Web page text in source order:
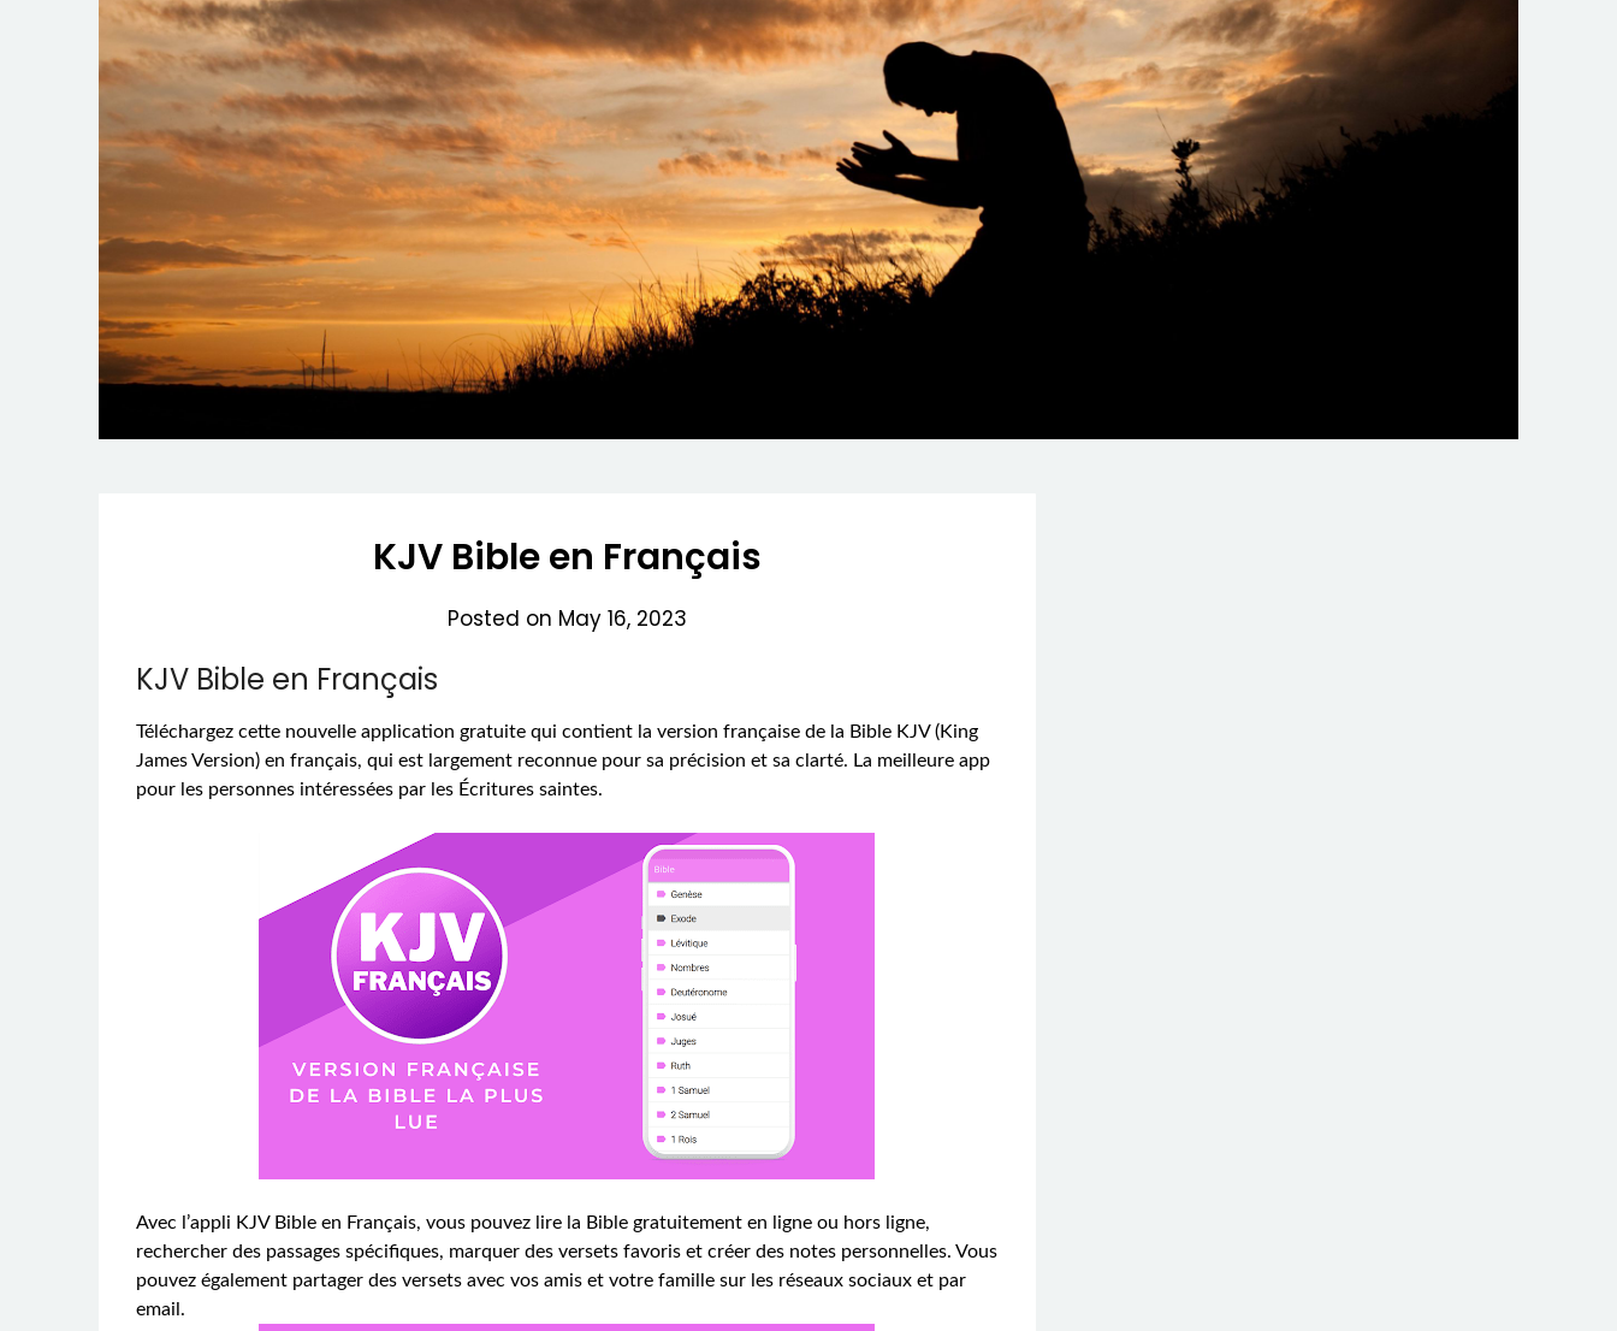
KJV Bible en Français
Posted on May 16, 2023
KJV Bible en Français
Téléchargez cette nouvelle application gratuite qui contient la version française de la Bible KJV (King
James Version) en français, qui est largement reconnue pour sa précision et sa clarté. La meilleure app
pour les personnes intéressées par les Écritures saintes.
Avec l’appli KJV Bible en Français, vous pouvez lire la Bible gratuitement en ligne ou hors ligne,
rechercher des passages spécifiques, marquer des versets favoris et créer des notes personnelles. Vous
pouvez également partager des versets avec vos amis et votre famille sur les réseaux sociaux et par
email.